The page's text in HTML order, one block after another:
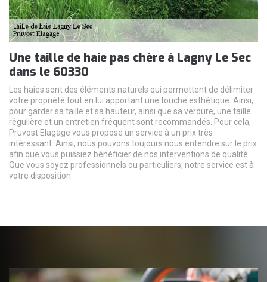
Une taille de haie pas chère à Lagny Le Sec
dans le 60330
Les haies sont des éléments naturels qui permettent de délimiter
votre propriété tout en lui apportant une touche esthétique. Ainsi,
pour garder sa taille et sa hauteur, ainsi que sa verdure, une taille
régulière et un entretien fréquent sont recommandés. Pour cela,
Pruvost Elagage vous propose un service à un prix très
intéressant. Ainsi, nous pouvons toujours nous entendre sur le prix
afin que vous puissiez bénéficier de nos interventions de qualité.
Que vous soyez professionnels ou particuliers, notre service est à
votre disposition.